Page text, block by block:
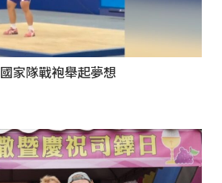
家隊戰袍舉起夢想